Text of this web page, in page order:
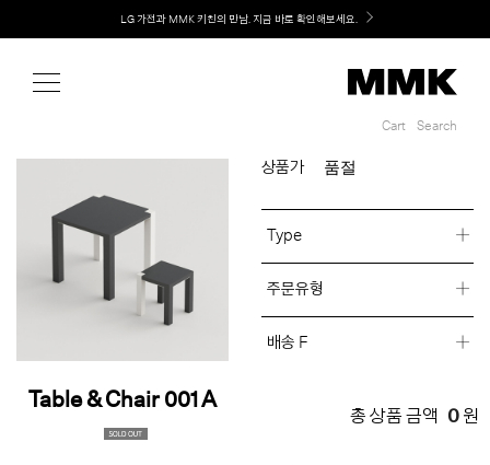
LG 가전과 MMK 키친의 만남. 지금 바로 확인해보세요.
Cart Search
Table & Chair 001 A
상품가 품절
Type
주문유형
배송 F
총 상품 금액 0 원